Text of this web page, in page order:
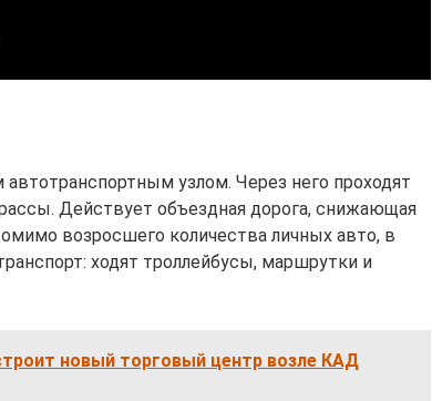
узлом. Через него проходят
Действует объездная дорога, снижающая
возросшего количества личных авто, в
ходят троллейбусы, маршрутки и
новый торговый центр возле КАД